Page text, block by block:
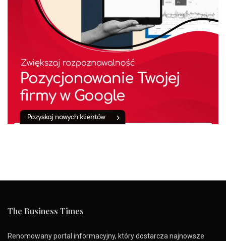
The Business Times
Renomowany portal informacyjny, który dostarcza najnowsze